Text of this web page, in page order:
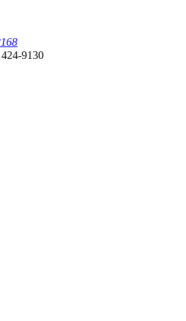
MPH, FAAP
have been on the rise since the
regularly. At Pediatric